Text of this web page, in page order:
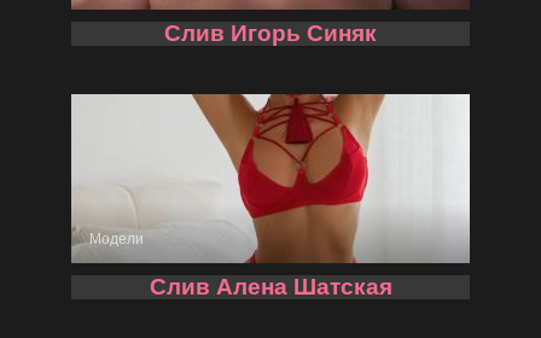
Слив Игорь Синяк
Модели
Слив Алена Шатская